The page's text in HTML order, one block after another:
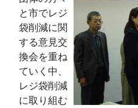
と市でレジ
袋削減に関
する意見交
換会を重ね
ていく中、
レジ袋削減
に取り組む